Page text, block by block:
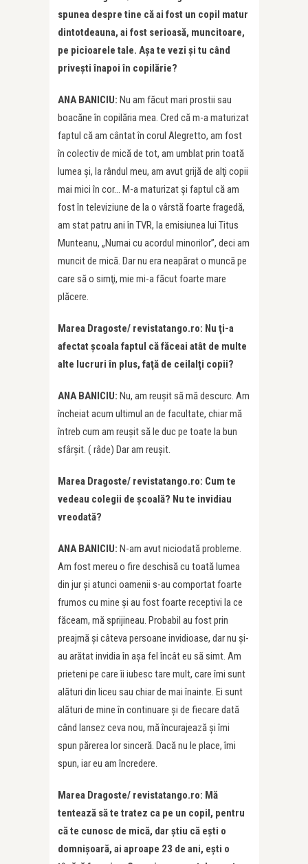
spunea despre tine că ai fost un copil matur
dintotdeauna, ai fost serioasă, muncitoare,
pe picioarele tale. Aşa te vezi şi tu când
priveşti înapoi în copilărie?
ANA BANICIU: Nu am făcut mari prostii sau
boacăne în copilăria mea. Cred că m-a maturizat
faptul că am cântat în corul Alegretto, am fost
în colectiv de mică de tot, am umblat prin toată
lumea şi, la rândul meu, am avut grijă de alţi copii
mai mici în cor… M-a maturizat şi faptul că am
fost în televiziune de la o vârstă foarte fragedă,
am stat patru ani în TVR, la emisiunea lui Titus
Munteanu, „Numai cu acordul minorilor”, deci am
muncit de mică. Dar nu era neapărat o muncă pe
care să o simţi, mie mi-a făcut foarte mare
plăcere.
Marea Dragoste/ revistatango.ro: Nu ţi-a
afectat şcoala faptul că făceai atât de multe
alte lucruri în plus, faţă de ceilalţi copii?
ANA BANICIU: Nu, am reuşit să mă descurc. Am
încheiat acum ultimul an de facultate, chiar mă
întreb cum am reuşit să le duc pe toate la bun
sfârşit. ( râde) Dar am reușit.
Marea Dragoste/ revistatango.ro: Cum te
vedeau colegii de şcoală? Nu te invidiau
vreodată?
ANA BANICIU: N-am avut niciodată probleme.
Am fost mereu o fire deschisă cu toată lumea
din jur şi atunci oamenii s-au comportat foarte
frumos cu mine şi au fost foarte receptivi la ce
făceam, mă sprijineau. Probabil au fost prin
preajmă și câteva persoane invidioase, dar nu şi-
au arătat invidia în aşa fel încât eu să simt. Am
prieteni pe care îi iubesc tare mult, care îmi sunt
alături din liceu sau chiar de mai înainte. Ei sunt
alături de mine în continuare şi de fiecare dată
când lansez ceva nou, mă încurajează şi îmi
spun părerea lor sinceră. Dacă nu le place, îmi
spun, iar eu am încredere.
Marea Dragoste/ revistatango.ro: Mă
tentează să te tratez ca pe un copil, pentru
că te cunosc de mică, dar știu că ești o
domnișoară, ai aproape 23 de ani, ești o